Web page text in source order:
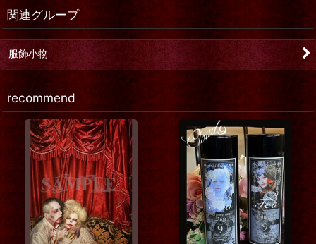
関連グループ
服飾小物
recommend